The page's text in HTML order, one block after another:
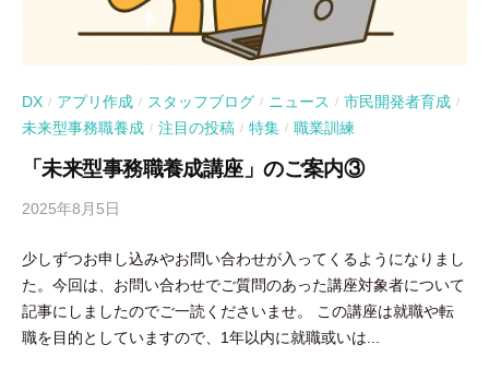
DX / アプリ作成 / スタッフブログ / ニュース / 市民開発者育成 /
未来型事務職養成 / 注目の投稿 / 特集 / 職業訓練
「未来型事務職養成講座」のご案内③
2025年8月5日
吉
田
豪
少しずつお申し込みやお問い合わせが入ってくるようになりまし
た。今回は、お問い合わせでご質問のあった講座対象者について
記事にしましたのでご一読くださいませ。 この講座は就職や転
職を目的としていますので、1年以内に就職或いは...